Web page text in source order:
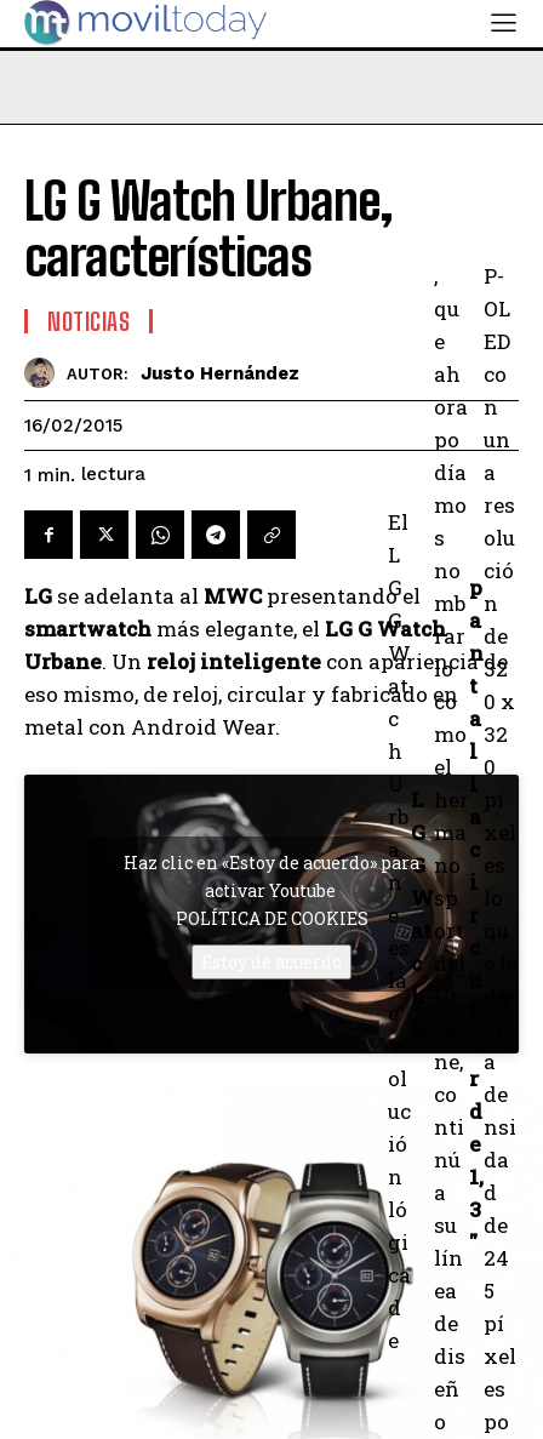
LG G Watch Urbane,
características
NOTICIAS
AUTOR: Justo Hernández
16/02/2015
1 min. lectura
LG se adelanta al MWCpresentando el
smartwatch más elegante, el LG G Watch
Urbane. Un reloj inteligente con apariencia de
eso mismo, de reloj, circular y fabricado en
metal con Android Wear.
El
L
G
G
W
at
c
h
U
rb
a
n
e
es
la
e
v
ol
uc
ió
n
ló
gi
ca
d
e
L
G
G
W
at
c
h
,
qu
e
ah
ora
po
día
mo
s
no
mb
rar
lo
co
mo
el
her
ma
no
sp
ort
del
ne,
co
nti
nú
a
su
lín
ea
de
dis
eñ
o
p
a
n
t
a
l
l
a
c
i
r
r
d
e
1,
3
″
P-
OL
ED
co
n
un
a
res
olu
ció
n
de
32
0 x
32
0
xel
es
lo
a
de
nsi
da
d
de
24
5
pí
xel
es
po
Haz clic en «Estoy de acuerdo» para
activar Youtube
POLÍTICA DE COOKIES